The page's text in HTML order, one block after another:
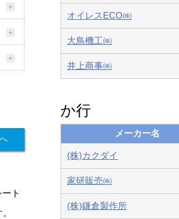
オイレスECO㈱
大鳥機工㈱
井上商事㈱
か行
メーカー名
(株)カクダイ
家研販売㈱
(株)鎌倉製作所
ト